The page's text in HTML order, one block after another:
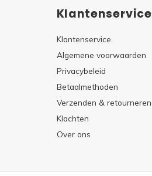
Klantenservice
Klantenservice
Algemene voorwaarden
Privacybeleid
Betaalmethoden
Verzenden & retourneren
Klachten
Over ons